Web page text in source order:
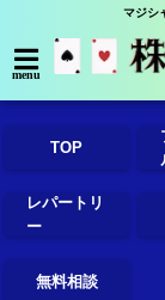
マジシ
menu
TOP
レパートリ
ー
無料相談